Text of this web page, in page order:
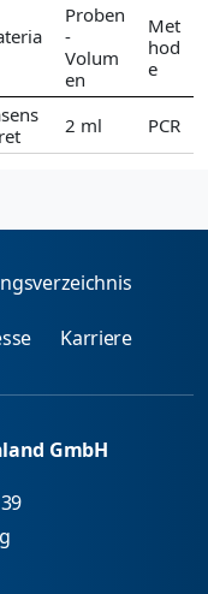
Proben
-
Volum
en
Met
hod
e
2 ml PCR
Karriere
GmbH